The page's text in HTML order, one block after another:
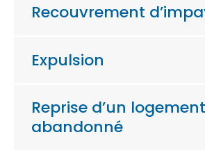
Recouvrement
Expulsion
Reprise d’un logement
abandonné